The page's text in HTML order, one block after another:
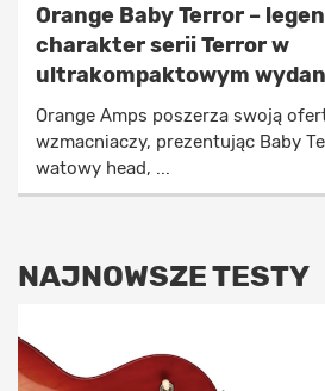
Orange Baby Terror –
charakter serii Terror w
ultrakompaktowym
Orange Amps poszerza swoją
wzmacniaczy, prezentując Baby
watowy head, ...
NAJNOWSZE TESTY